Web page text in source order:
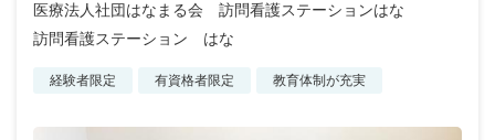
医療法人社団はなまる会 訪問看護ステーションはな
訪問看護ステーション はな
経験者限定 有資格者限定 教育体制が充実